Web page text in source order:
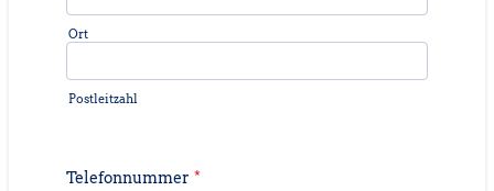
Ort
Postleitzahl
Telefonnummer *